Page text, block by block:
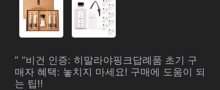
” “비건 인증: 히말라야핑크답례품 초기 구
매자 혜택: 놓치지 마세요! 구매에 도움이 되
는 팁!!